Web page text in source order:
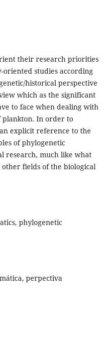
their research priorities
studies according
historical perspective
which as the significant
to face when dealing with
plankton. In order to
explicit reference to the
of phylogenetic
research, much like what
fields of the biological
phylogenetic
perpectiva